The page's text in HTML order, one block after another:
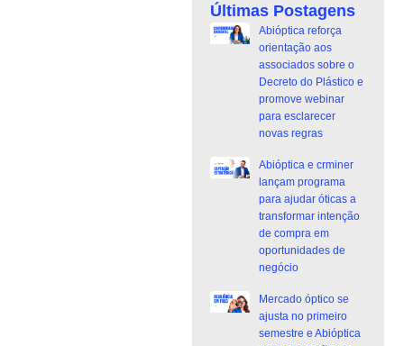
Últimas Postagens
Abióptica reforça
orientação aos
associados sobre o
Decreto do Plástico e
promove webinar
para esclarecer
novas regras
Abióptica e crminer
lançam programa
para ajudar óticas a
transformar intenção
de compra em
oportunidades de
negócio
Mercado óptico se
ajusta no primeiro
semestre e Abióptica